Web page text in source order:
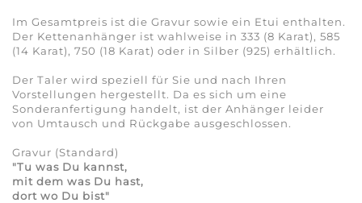
Im Gesamtpreis ist die Gravur sowie ein Etui enthalten.
Der Kettenanhänger ist wahlweise in 333 (8 Karat), 585
(14 Karat), 750 (18 Karat) oder in Silber (925) erhältlich.
Der Taler wird speziell für Sie und nach Ihren
Vorstellungen hergestellt. Da es sich um eine
Sonderanfertigung handelt, ist der Anhänger leider
von Umtausch und Rückgabe ausgeschlossen.
Gravur (Standard)
"Tu was Du kannst,
mit dem was Du hast,
dort wo Du bist"